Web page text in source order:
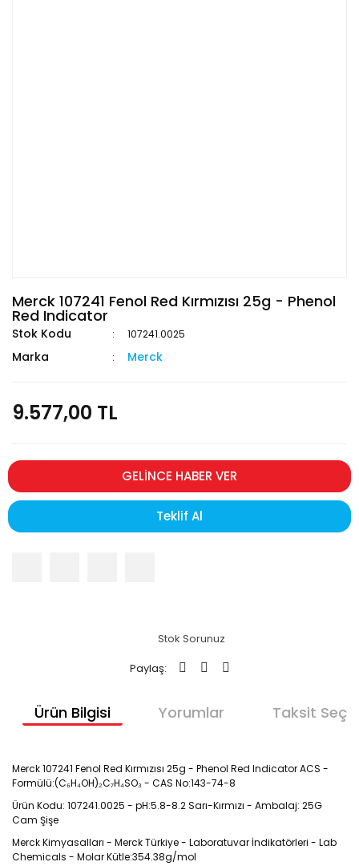
Merck 107241 Fenol Red Kırmızısı 25g - Phenol
Red Indicator
Stok Kodu 107241.0025
Marka Merck
9.577,00 TL
GELİNCE HABER VER
Teklif Al
Stok Sorunuz
Paylaş:
Ürün Bilgisi Yorumlar Taksit
Merck 107241 Fenol Red Kırmızısı 25g - Phenol Red Indicator ACS -
Formülü:(C₆H₄OH)₂C₇H₄SO₃ - CAS No:143-74-8
Ürün Kodu: 107241.0025 - pH:5.8-8.2 Sarı-Kırmızı - Ambalaj: 25G
Cam Şişe
Merck Kimyasalları - Merck Türkiye - Laboratuvar İndikatörleri - Lab
Chemicals - Molar Kütle:354.38g/mol